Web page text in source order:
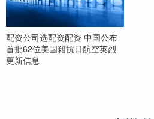
配资公司选配资配资 中国公布
首批62位美国籍抗日航空英烈
更新信息